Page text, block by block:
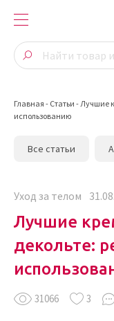
Главная - Статьи -Лучшие
использованию
Все статьи
Уход за телом
31066 3
Лучшие
декольте: